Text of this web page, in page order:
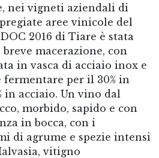
nei vigneti aziendali di
aree vinicole del
2016 di Tiare è stata
macerazione, con
in vasca di acciaio inox e
fermentare per il 30% in
in acciaio. Un vino dal
morbido, sapido e con
in bocca, con i
di agrume e spezie intensi
vitigno